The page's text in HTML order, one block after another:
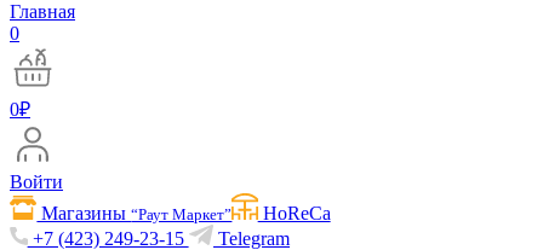
Главная
0
0₽
Войти
Магазины“Раут Маркет”
HoReCa
+7 (423) 249-23-15
Telegram